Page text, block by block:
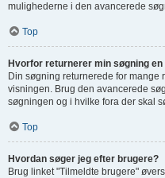
mulighederne i den avancerede
Top
Hvorfor returnerer min søgning
Din søgning returnerede for mange
visningen. Brug den avancerede
søgningen og i hvilke fora der skal
Top
Hvordan søger jeg efter brugere?
Brug linket "Tilmeldte brugere"